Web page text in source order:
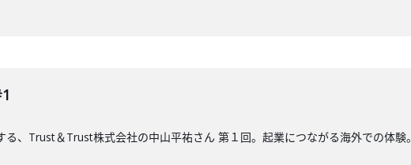
、Trust＆Trust株式会社の中山平祐さん 第１回。起業につながる海外での体験。